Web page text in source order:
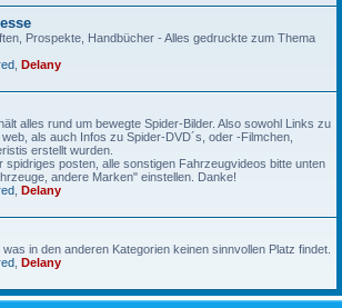
Prospekte, Handbücher - Alles gedruckte zum Thema
Delany
alles rund um bewegte Spider-Bilder. Also sowohl Links zu
als auch Infos zu Spider-DVD´s, oder -Filmchen,
erstellt wurden.
spidriges posten, alle sonstigen Fahrzeugvideos bitte unten
andere Marken" einstellen. Danke!
Delany
in den anderen Kategorien keinen sinnvollen Platz findet.
Delany